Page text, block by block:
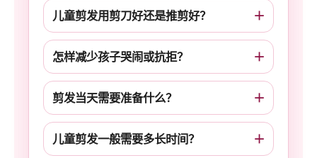
儿童剪发用剪刀好还是推剪好？
怎样减少孩子哭闹或抗拒？
剪发当天需要准备什么？
儿童剪发一般需要多长时间？